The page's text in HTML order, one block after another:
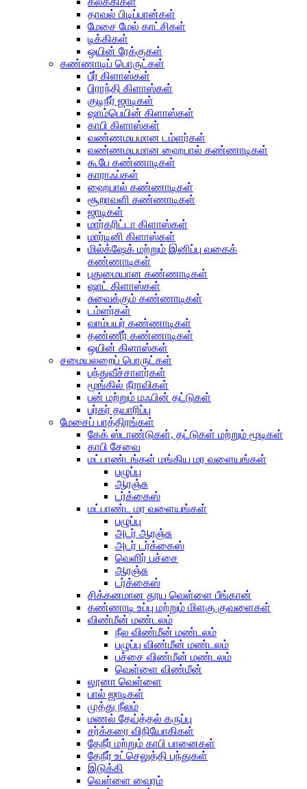
தாவல் பிடிப்பான்கள்
மேசை மேல் காட்சிகள்
டிக்கிகள்
ஒயின் ரேக்குகள்
கண்ணாடிப் பொருட்கள்
பீர் கிளாஸ்கள்
பிராந்தி கிளாஸ்கள்
குடிநீர் ஜாடிகள்
ஷாம்பெயின் கிளாஸ்கள்
காபி கிளாஸ்கள்
வண்ணமயமான டம்ளர்கள்
வண்ணமயமான ஹைபால் கண்ணாடிகள்
கூபே கண்ணாடிகள்
காராஃப்கள்
ஹைபால் கண்ணாடிகள்
சூறாவளி கண்ணாடிகள்
ஜாடிகள்
மார்கரிட்டா கிளாஸ்கள்
மார்டினி கிளாஸ்கள்
மில்க்‌ஷேக் மற்றும் இனிப்பு வகைக்
கண்ணாடிகள்
புதுமையான கண்ணாடிகள்
ஷாட் கிளாஸ்கள்
சுவைக்கும் கண்ணாடிகள்
டம்ளர்கள்
வாம்பயர் கண்ணாடிகள்
தண்ணீர் கண்ணாடிகள்
ஒயின் கிளாஸ்கள்
சமையலறைப் பொருட்கள்
பந்துவீச்சாளர்கள்
மூங்கில் நீராவிகள்
பன் மற்றும் மஃபின் தட்டுகள்
பர்கர் தயாரிப்பு
மேசைப் பாத்திரங்கள்
கேக் ஸ்டாண்டுகள், தட்டுகள் மற்றும் மூடிகள்
காபி சேவை
மட்பாண்டங்கள் மங்கிய மர வளையங்கள்
பழுப்பு
ஆரஞ்சு
டர்க்கைஸ்
மட்பாண்ட மர வளையங்கள்
பழுப்பு
அடர் ஆரஞ்சு
அடர் டர்க்கைஸ்
வெளிர் பச்சை
ஆரஞ்சு
டர்க்கைஸ்
சிக்கனமான தூய வெள்ளை பீங்கான்
கண்ணாடி உப்பு மற்றும் மிளகு குவளைகள்
விண்மீன் மண்டலம்
நீல விண்மீன் மண்டலம்
பழுப்பு விண்மீன் மண்டலம்
பச்சை விண்மீன் மண்டலம்
வெள்ளை விண்மீன்
லூனா வெள்ளை
பால் ஜாடிகள்
முத்து நீலம்
மணல் தேய்த்தல் கருப்பு
சர்க்கரை விநியோகிகள்
தேநீர் மற்றும் காபி பானைகள்
தேநீர் உட்செலுத்தி பந்துகள்
இடுக்கி
வெள்ளை வைரம்